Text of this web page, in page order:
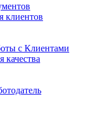
клиентов
с Клиентами
качества